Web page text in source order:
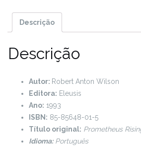
Descrição
Descrição
Autor: Robert Anton Wilson
Editora: Eleusis
Ano: 1993
ISBN: 85-85648-01-5
Título original: Prometheus
Idioma:Português